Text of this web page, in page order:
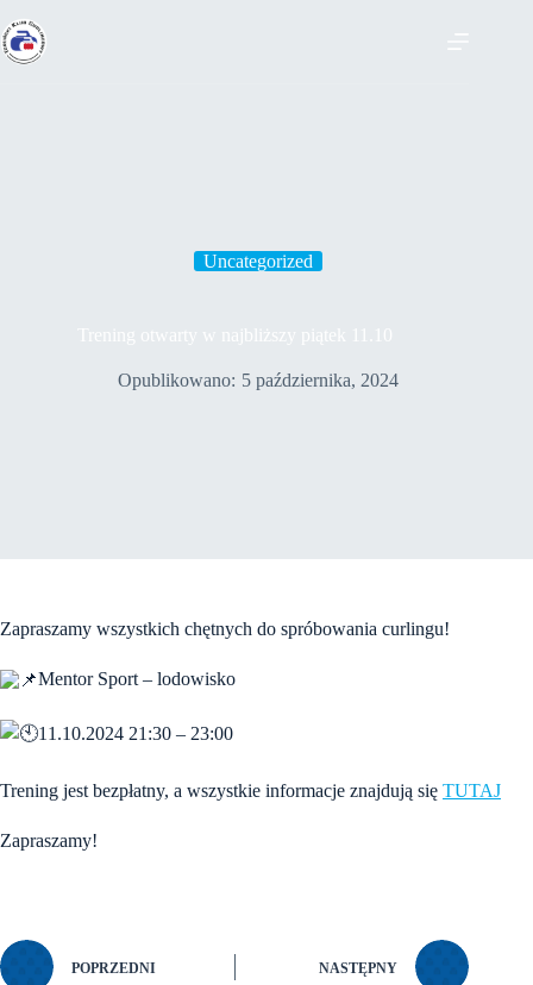
Uncategorized
Trening otwarty w najbliższy piątek 11.10
Opublikowano: 5 października, 2024
Zapraszamy wszystkich chętnych do spróbowania curlingu!
Mentor Sport – lodowisko
11.10.2024 21:30 – 23:00
Trening jest bezpłatny, a wszystkie informacje znajdują się TUTAJ
Zapraszamy!
POPRZEDNI NASTĘPNY